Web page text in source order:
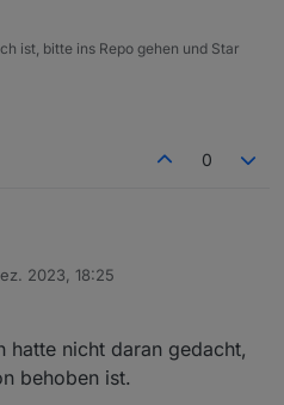
ist, bitte ins Repo gehen und Star
0
länger mit -30..50°C im
damit die geänderten
wirksam werden, muß der
ganze Baum von der Instanz)
2023, 18:25
hatte nicht daran gedacht,
behoben ist.